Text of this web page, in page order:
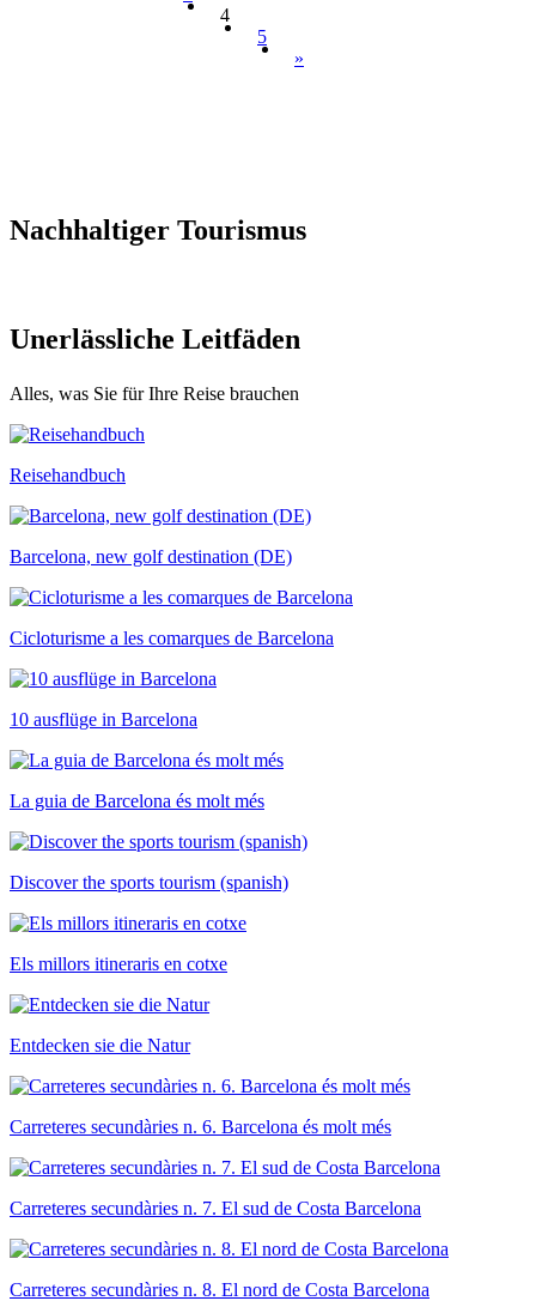
4
5
»
Nachhaltiger Tourismus
Unerlässliche Leitfäden
Alles, was Sie für Ihre Reise brauchen
Reisehandbuch
Barcelona, new golf destination (DE)
Cicloturisme a les comarques de Barcelona
10 ausflüge in Barcelona
La guia de Barcelona és molt més
Discover the sports tourism (spanish)
Els millors itineraris en cotxe
Entdecken sie die Natur
Carreteres secundàries n. 6. Barcelona és molt més
Carreteres secundàries n. 7. El sud de Costa Barcelona
Carreteres secundàries n. 8. El nord de Costa Barcelona